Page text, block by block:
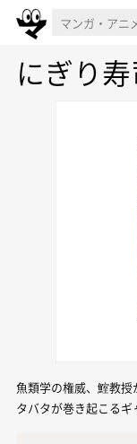
にぎり
魚類学の権威、鰘教
タバタが巻き起こるギ